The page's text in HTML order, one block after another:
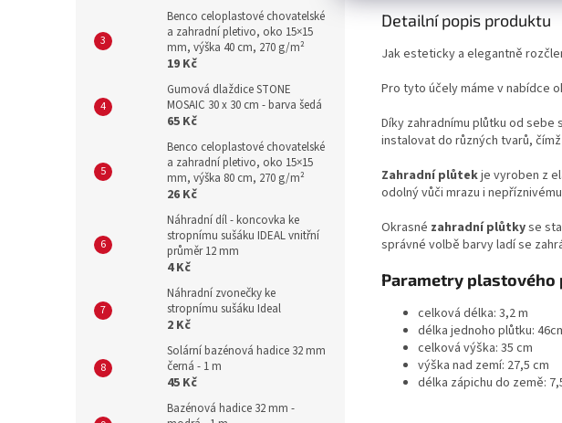
Benco celoplastové chovatelské
a zahradní pletivo, oko 15×15
mm, výška 40 cm, 270 g/m²
19 Kč
Gumová dlaždice STONE
MOSAIC 30 x 30 cm - barva šedá
65 Kč
Benco celoplastové chovatelské
a zahradní pletivo, oko 15×15
mm, výška 80 cm, 270 g/m²
26 Kč
Náhradní díl - koncovka ke
stropnímu sušáku IDEAL vnitřní
průměr 12 mm
4 Kč
Náhradní zvonečky ke
stropnímu sušáku Ideal
2 Kč
Solární bazénová hadice 32 mm
černá - 1 m
45 Kč
Bazénová hadice 32 mm -
Detailní popis produktu
Jak esteticky a elegantně
Pro tyto účely máme v nabídce
Díky zahradnímu plůtku od
instalovat do různých tvarů,
Zahradní plůtekje vyroben z
odolný vůči mrazu i
Okrasné zahradní plůtkyse
správné volbě barvy ladí se
Parametry plastového
celková délka: 3,2 m
délka jednoho plůtku:
celková výška: 35 cm
výška nad zemí: 27,5 cm
délka zápichu do země: